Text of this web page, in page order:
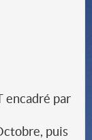
encadré par
puis